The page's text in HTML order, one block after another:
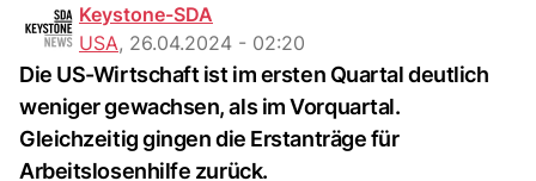
Keystone-SDA
USA, 26.04.2024 - 02:20
Die US-Wirtschaft ist im ersten Quartal deutlich
weniger gewachsen, als im Vorquartal.
Gleichzeitig gingen die Erstanträge für
Arbeitslosenhilfe zurück.